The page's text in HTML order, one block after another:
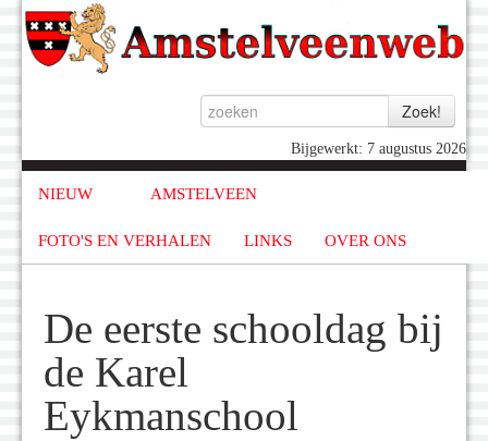
Bijgewerkt: 7 augustus 2026
NIEUW AMSTELVEEN
FOTO'S EN VERHALEN LINKS OVER ONS
De eerste schooldag bij
de Karel
Eykmanschool